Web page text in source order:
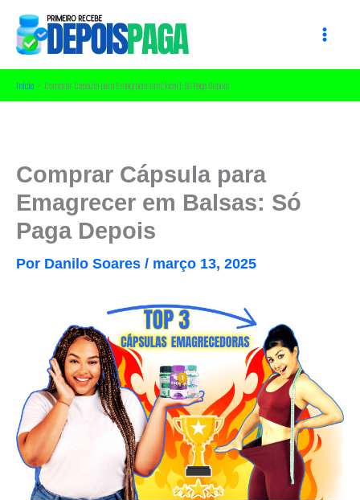
para
conteúdo
Início Comprar Cápsula para Emagrecer em [local]: Só Paga Depois
Comprar Cápsula para
Emagrecer em Balsas: Só
Paga Depois
Por Danilo Soares / março 13, 2025